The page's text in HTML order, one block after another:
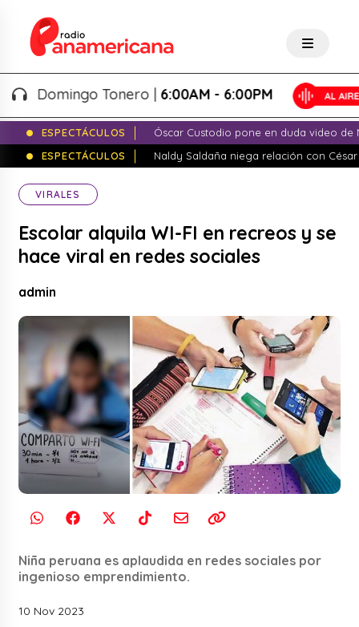
Domingo Tonero |6:00AM - 6:00PM
ESPECTÁCULOS
Óscar Custodio pone en duda video de
ESPECTÁCULOS
Naldy Saldaña niega relación con
VIRALES
Escolar alquila WI-FI en recreos y se
hace viral en redes sociales
admin
Niña peruana es aplaudida en redes sociales por
ingenioso emprendimiento.
10 Nov 2023